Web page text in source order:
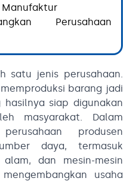
Manufaktur
Perusahaan
satu jenis perusahaan.
barang jadi
siap digunakan
masyarakat. Dalam
produsen
daya, termasuk
dan mesin-mesin
usaha